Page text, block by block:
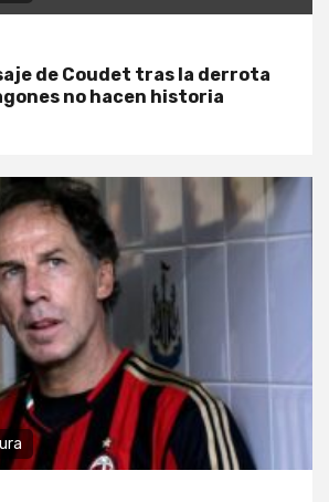
de Coudet tras la derrota
no hacen historia